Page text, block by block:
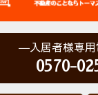
入居者様専
0570-